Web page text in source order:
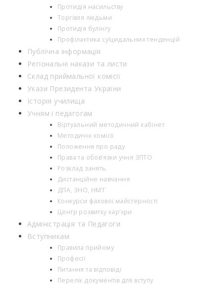
Протидія насильству
Торгівля людьми
Протидія булінгу
Профілактика суїцидальних тенденцій
Публічна інформація
Регіональні накази та листи
Склад приймальної комісії
Укази Президента України
Історія училища
Учням і педагогам
Віртуальний методичний кабінет
Методичні комісії
Положення про раду
Права та обов’язки учня ЗПТО
Розклад занять
Дистанційне навчання
ДПА, ЗНО, НМТ
Конкурси фахової майстерності
Центр розвитку кар’єри
Адміністрація та Педагоги
Вступникам
Правила прийому
Професії
Питання та відповіді
Перелік документів для вступу